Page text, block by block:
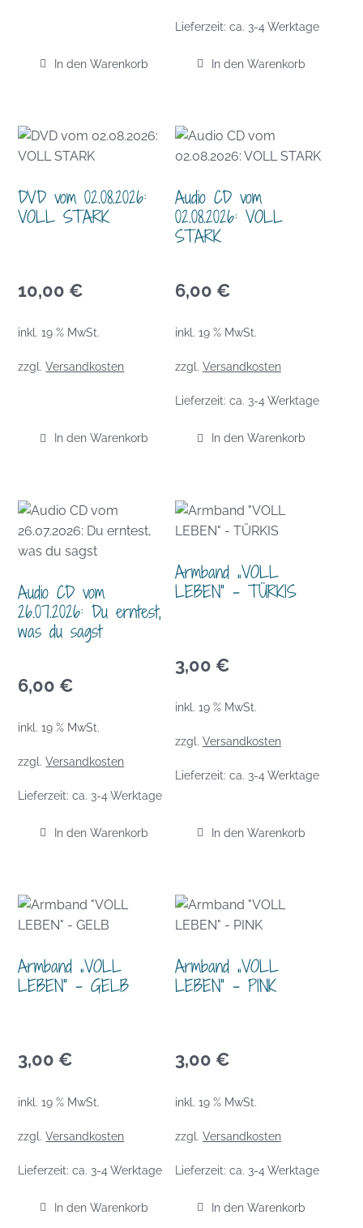
In den Warenkorb
Lieferzeit: ca. 3-4 Werktage
In den Warenkorb
DVD vom 02.08.2026:
VOLL STARK
10,00 €
inkl. 19 % MwSt.
zzgl.Versandkosten
In den Warenkorb
Audio CD vom
02.08.2026: VOLL
STARK
6,00 €
inkl. 19 % MwSt.
zzgl. Versandkosten
Lieferzeit: ca. 3-4 Werktage
In den Warenkorb
Audio CD vom
26.07.2026: Du erntest,
was du sagst
6,00 €
inkl. 19 % MwSt.
zzgl.Versandkosten
Lieferzeit:ca. 3-4 Werktage
In den Warenkorb
Armband „VOLL
LEBEN“ – TÜRKIS
3,00 €
inkl. 19 % MwSt.
zzgl. Versandkosten
Lieferzeit: ca. 3-4 Werktage
In den Warenkorb
Armband „VOLL
LEBEN“ – GELB
3,00 €
inkl. 19 % MwSt.
zzgl.Versandkosten
Lieferzeit:ca. 3-4 Werktage
In den Warenkorb
Armband „VOLL
LEBEN“ – PINK
3,00 €
inkl. 19 % MwSt.
zzgl. Versandkosten
Lieferzeit: ca. 3-4 Werktage
In den Warenkorb